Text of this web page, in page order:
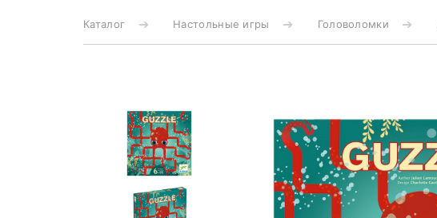
Каталог Настольные игры Головоломки